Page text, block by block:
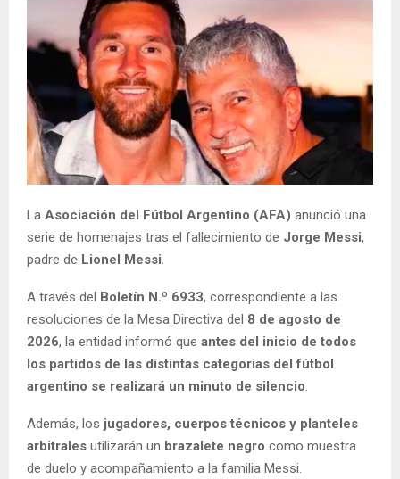
La Asociación del Fútbol Argentino (AFA) anunció una
serie de homenajes tras el fallecimiento de Jorge Messi,
padre de Lionel Messi.
A través del Boletín N.º 6933, correspondiente a las
resoluciones de la Mesa Directiva del 8 de agosto de
2026, la entidad informó que antes del inicio de todos
los partidos de las distintas categorías del fútbol
argentino se realizará un minuto de silencio.
Además, los jugadores, cuerpos técnicos y planteles
arbitrales utilizarán un brazalete negro como muestra
de duelo y acompañamiento a la familia Messi.